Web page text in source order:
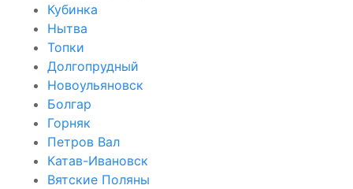
Кубинка
Нытва
Топки
Долгопрудный
Новоульяновск
Болгар
Горняк
Петров Вал
Катав-Ивановск
Вятские Поляны